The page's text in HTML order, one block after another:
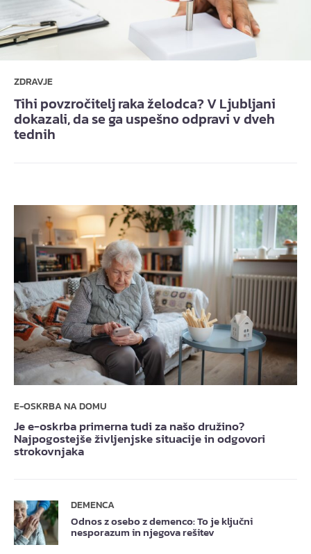
ZDRAVJE
Tihi povzročitelj raka želodca? V Ljubljani
dokazali, da se ga uspešno odpravi v dveh
tednih
E-OSKRBA NA DOMU
Je e-oskrba primerna tudi za našo družino?
Najpogostejše življenjske situacije in odgovori
strokovnjaka
DEMENCA
Odnos z osebo z demenco: To je ključni
nesporazum in njegova rešitev